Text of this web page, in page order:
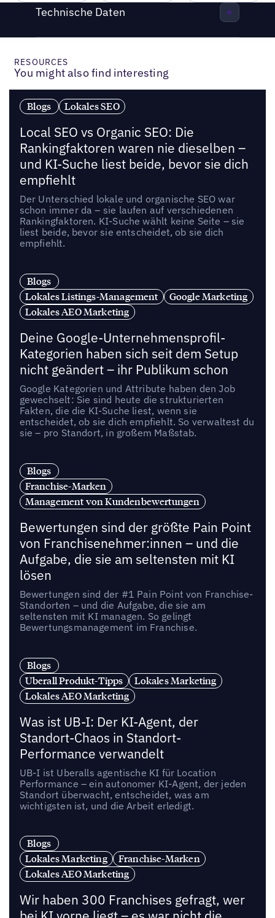
Technische Daten
RESOURCES
You might also find interesting
Blogs Lokales SEO
Local SEO vs Organic SEO: Die
Rankingfaktoren waren nie dieselben –
und KI-Suche liest beide, bevor sie dich
empfiehlt
Der Unterschied lokale und organische SEO war
schon immer da – sie laufen auf verschiedenen
Rankingfaktoren. KI-Suche wählt keine Seite – sie
liest beide, bevor sie entscheidet, ob sie dich
empfiehlt.
Blogs
Lokales Listings-Management
Google Marketing
Lokales AEO Marketing
Deine Google-Unternehmensprofil-
Kategorien haben sich seit dem Setup
nicht geändert – ihr Publikum schon
Google Kategorien und Attribute haben den Job
gewechselt: Sie sind heute die strukturierten
Fakten, die die KI-Suche liest, wenn sie
entscheidet, ob sie dich empfiehlt. So verwaltest du
sie – pro Standort, in großem Maßstab.
Blogs
Franchise-Marken
Management von Kundenbewertungen
Bewertungen sind der größte Pain Point
von Franchisenehmer:innen – und die
Aufgabe, die sie am seltensten mit KI
lösen
Bewertungen sind der #1 Pain Point von Franchise-
Standorten – und die Aufgabe, die sie am
seltensten mit KI managen. So gelingt
Bewertungsmanagement im Franchise.
Blogs
Uberall Produkt-Tipps
Lokales Marketing
Lokales AEO Marketing
Was ist UB-I: Der KI-Agent, der
Standort-Chaos in Standort-
Performance verwandelt
UB-I ist Uberalls agentische KI für Location
Performance – ein autonomer KI-Agent, der jeden
Standort überwacht, entscheidet, was am
wichtigsten ist, und die Arbeit erledigt.
Blogs
Lokales Marketing
Franchise-Marken
Lokales AEO Marketing
Wir haben 300 Franchises gefragt, wer